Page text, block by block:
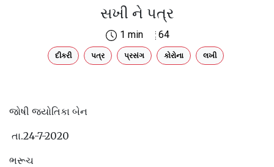
સખી ને પત્ર
1 min 64
દીકરી પત્ર પ્રસંગ કોરોના લખી
જોષી જ્યોતિકા બેન
તા.24-7-2020
ભરૂચ